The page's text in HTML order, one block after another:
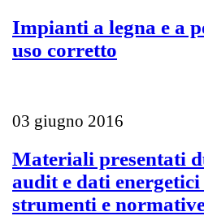
Impianti a legna e a
uso corretto
03 giugno 2016
Materiali presentati
audit e dati
strumenti e